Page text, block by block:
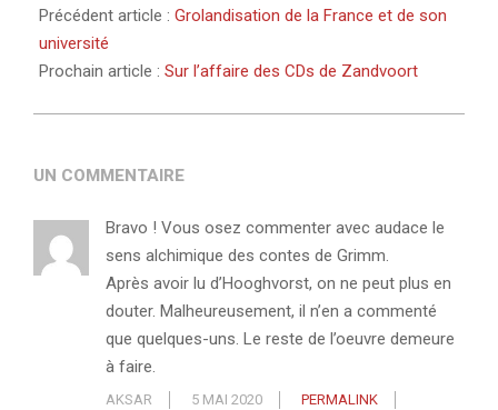
Précédent article : Grolandisation de la France et de son
université
Prochain article : Sur l’affaire des CDs de Zandvoort
UN COMMENTAIRE
Bravo ! Vous osez commenter avec audace le
sens alchimique des contes de Grimm.
Après avoir lu d’Hooghvorst, on ne peut plus en
douter. Malheureusement, il n’en a commenté
que quelques-uns. Le reste de l’oeuvre demeure
à faire.
AKSAR 5 MAI 2020
PERMALINK